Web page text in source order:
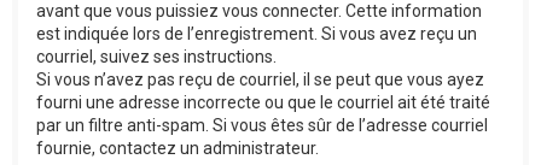
avant que vous puissiez vous connecter. Cette information
est indiquée lors de l’enregistrement. Si vous avez reçu un
courriel, suivez ses instructions.
Si vous n’avez pas reçu de courriel, il se peut que vous ayez
fourni une adresse incorrecte ou que le courriel ait été traité
par un filtre anti-spam. Si vous êtes sûr de l’adresse courriel
fournie, contactez un administrateur.